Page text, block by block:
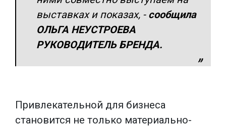
выставках и показах, - сообщила
ОЛЬГА НЕУСТРОЕВА
РУКОВОДИТЕЛЬ БРЕНДА.
Привлекательной для бизнеса
становится не только материально-